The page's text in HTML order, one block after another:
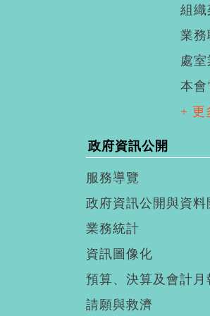
組織
業務
處室
本會
+ 更
政府資訊公開
服務導覽
政府資訊公開與資料
業務統計
資訊圖像化
預算、決算及會計月
請願與救濟